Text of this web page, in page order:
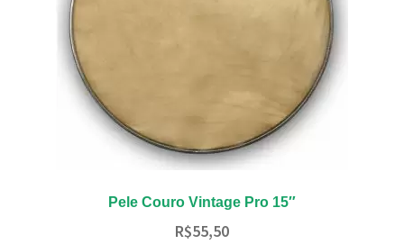
Pele Couro Vintage Pro 15″
R$55,50